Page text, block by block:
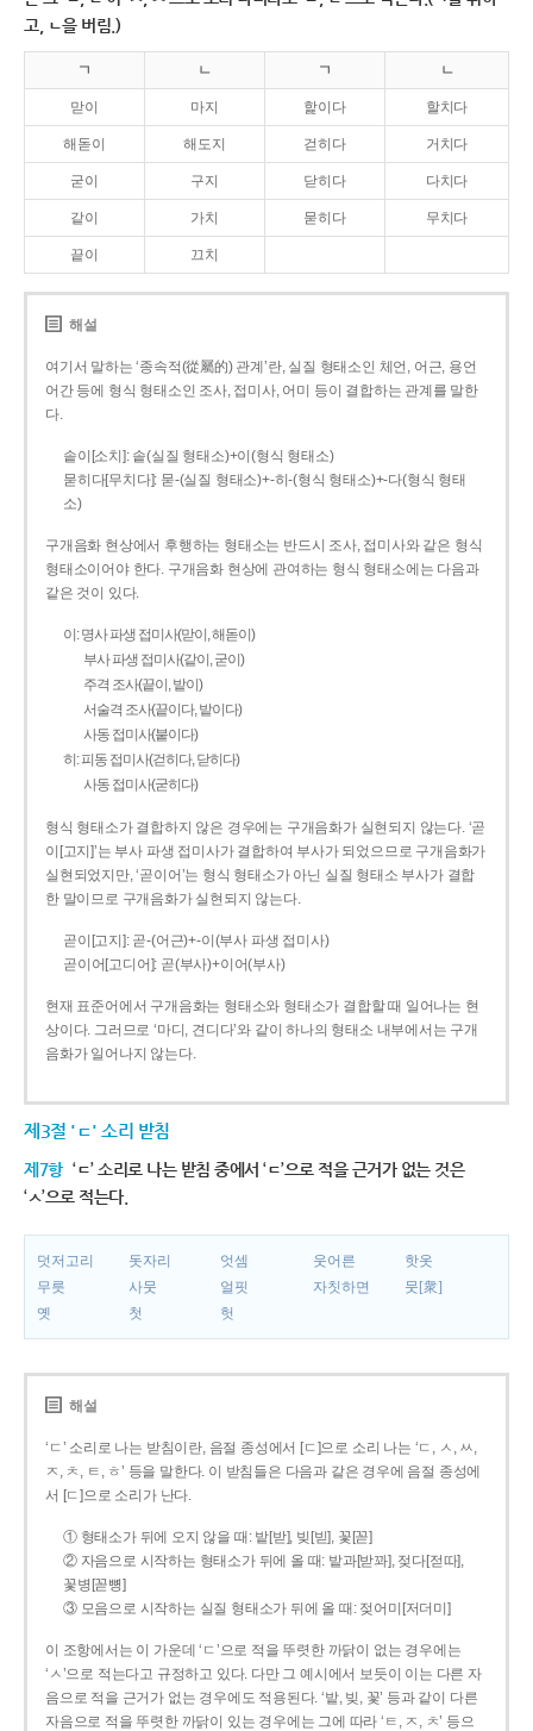
고, ㄴ을 버림.)
ㄱ ㄴ ㄱ ㄴ
맏이 마지 핥이다 할치다
해돋이 해도지 걷히다 거치다
굳이 구지 닫히다 다치다
같이 가치 묻히다 무치다
끝이 끄치
해설
여기서 말하는 ‘종속적(從屬的) 관계’란, 실질 형태소인 체언, 어근, 용언
어간 등에 형식 형태소인 조사, 접미사, 어미 등이 결합하는 관계를 말한
다.
솥이[소치]: 솥(실질 형태소)+이(형식 형태소)
묻히다[무치다]: 묻­-(실질 형태소)+­-히­-(형식 형태소)+-다(형식 형태
소)
구개음화 현상에서 후행하는 형태소는 반드시 조사, 접미사와 같은 형식
형태소이어야 한다. 구개음화 현상에 관여하는 형식 형태소에는 다음과
같은 것이 있다.
이: 명사 파생 접미사(맏이, 해돋이)
부사 파생 접미사(같이, 굳이)
주격 조사(끝이, 밭이)
서술격 조사(끝이다, 밭이다)
사동 접미사(붙이다)
히: 피동 접미사(걷히다, 닫히다)
사동 접미사(굳히다)
형식 형태소가 결합하지 않은 경우에는 구개음화가 실현되지 않는다. ‘곧
이[고지]’는 부사 파생 접미사가 결합하여 부사가 되었으므로 구개음화가
실현되었지만, ‘곧이어’는 형식 형태소가 아닌 실질 형태소 부사가 결합
한 말이므로 구개음화가 실현되지 않는다.
곧이[고지]: 곧-­(어근)+­-이(부사 파생 접미사)
곧이어[고디어]: 곧(부사)+이어(부사)
현재 표준어에서 구개음화는 형태소와 형태소가 결합할 때 일어나는 현
상이다. 그러므로 ‘마디, 견디다’와 같이 하나의 형태소 내부에서는 구개
음화가 일어나지 않는다.
제3절 'ㄷ' 소리 받침
제7항 ‘ㄷ’ 소리로 나는 받침 중에서 ‘ㄷ’으로 적을 근거가 없는 것은
‘ㅅ’으로 적는다.
덧저고리 돗자리 엇셈 웃어른
핫옷
무릇
사뭇 얼핏 자칫하면
뭇[衆]
옛
첫 헛
해설
‘ㄷ’ 소리로 나는 받침이란, 음절 종성에서 [ㄷ]으로 소리 나는 ‘ㄷ, ㅅ, ㅆ,
ㅈ, ㅊ, ㅌ, ㅎ’ 등을 말한다. 이 받침들은 다음과 같은 경우에 음절 종성에
서 [ㄷ]으로 소리가 난다.
① 형태소가 뒤에 오지 않을 때: 밭[받], 빚[빋], 꽃[꼳]
② 자음으로 시작하는 형태소가 뒤에 올 때: 밭과[받꽈], 젖다[젇따],
꽃병[꼳뼝]
③ 모음으로 시작하는 실질 형태소가 뒤에 올 때: 젖어미[저더미]
이 조항에서는 이 가운데 ‘ㄷ’으로 적을 뚜렷한 까닭이 없는 경우에는
‘ㅅ’으로 적는다고 규정하고 있다. 다만 그 예시에서 보듯이 이는 다른 자
음으로 적을 근거가 없는 경우에도 적용된다. ‘밭, 빚, 꽃’ 등과 같이 다른
자음으로 적을 뚜렷한 까닭이 있는 경우에는 그에 따라 ‘ㅌ, ㅈ, ㅊ’ 등으